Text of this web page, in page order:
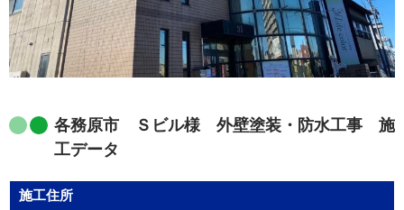
各務原市 Ｓビル様 外壁塗装・防水工事 施
工データ
施工住所